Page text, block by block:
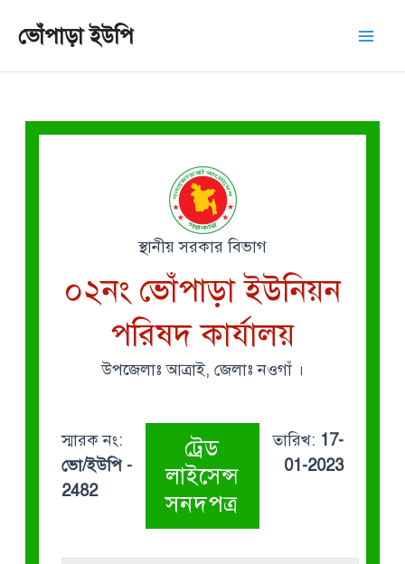
ভোঁপাড়া ইউপি
স্থানীয় সরকার বিভাগ
০২নং ভোঁপাড়া ইউনিয়ন
পরিষদ কার্যালয়
উপজেলাঃ আত্রাই, জেলাঃ নওগাঁ ।
স্মারক নং:
ভো/ইউপি -
2482
ট্রেড
লাইসেন্স
সনদপত্র
তারিখ: 17-
01-2023